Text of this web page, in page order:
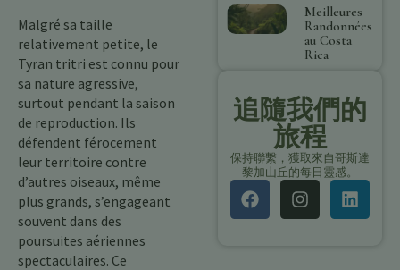
Malgré sa taille
relativement petite, le
Tyran tritri est connu pour
sa nature agressive,
surtout pendant la saison
de reproduction. Ils
défendent férocement
leur territoire contre
d’autres oiseaux, même
plus grands, s’engageant
souvent dans des
poursuites aériennes
spectaculaires. Ce
Meilleures
Randonnées
au Costa
Rica
追隨我們的
旅程
保持聯繫，獲取來自哥斯達
黎加山丘的每日靈感。